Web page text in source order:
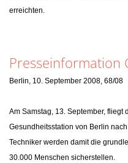
erreichten.
Presseinformation
Berlin, 10. September 2008, 68/08
Am Samstag, 13. September, fliegt
Gesundheitsstation von Berlin
Techniker werden damit die
30.000 Menschen sicherstellen.